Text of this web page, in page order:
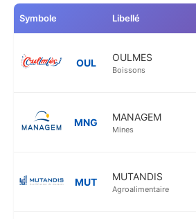
Symbole Libellé
OUL OULMES
Boissons
MNG MANAGEM
Mines
MUT MUTANDIS
Agroalimentaire